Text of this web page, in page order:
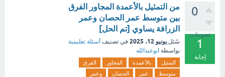
0
تصويتات
1
إجابة
من التمثيل بالأعمدة المجاور الفرق
بين متوسط عمر الحصان وعمر
الزرافة يساوي [تم الحل]
سُئل يونيو 12، 2025 في تصنيف أسئلة تعليمية
بواسطة ابوعبدالله
التمثيل بالأعمدة المجاور
الفرق
متوسط
عمر الحصان
وعمر